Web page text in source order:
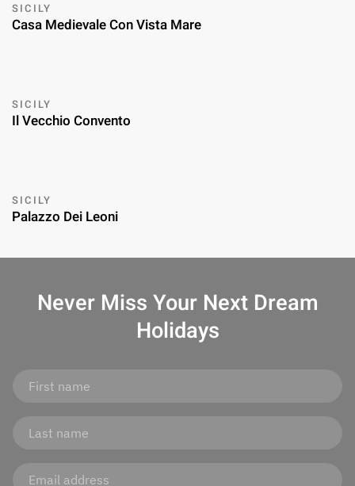
SICILY
Casa Medievale Con Vista Mare
SICILY
Il Vecchio Convento
SICILY
Palazzo Dei Leoni
Never Miss Your Next Dream
Holidays